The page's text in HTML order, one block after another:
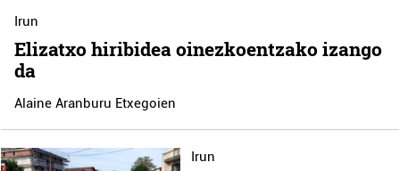
Irun
Elizatxo hiribidea oinezkoentzako izango
da
Alaine Aranburu Etxegoien
Irun